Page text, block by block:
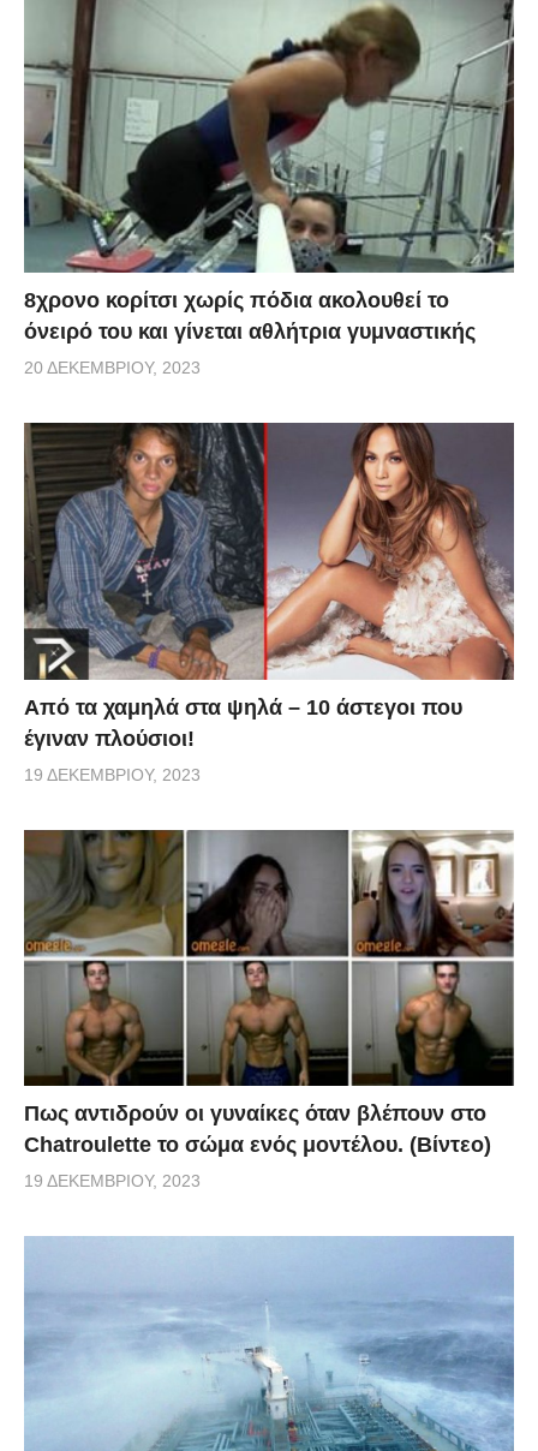
8χρονο κορίτσι χωρίς πόδια ακολουθεί το
όνειρό του και γίνεται αθλήτρια γυμναστικής
20 ΔΕΚΕΜΒΡΊΟΥ, 2023
Από τα χαμηλά στα ψηλά – 10 άστεγοι που
έγιναν πλούσιοι!
19 ΔΕΚΕΜΒΡΊΟΥ, 2023
Πως αντιδρούν οι γυναίκες όταν βλέπουν στο
Chatroulette το σώμα ενός μοντέλου. (Βίντεο)
19 ΔΕΚΕΜΒΡΊΟΥ, 2023